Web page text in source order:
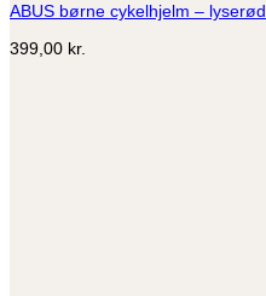
varianter.
kan
ABUS børne cykelhjelm – lyserød
399,00 kr.